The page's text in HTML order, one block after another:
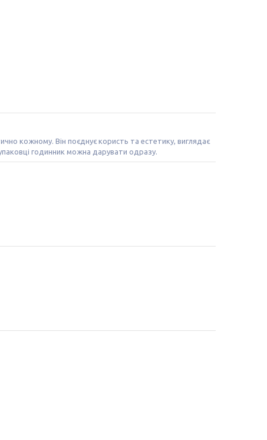
кожному. Він поєднує користь та естетику, виглядає
годинник можна дарувати одразу.